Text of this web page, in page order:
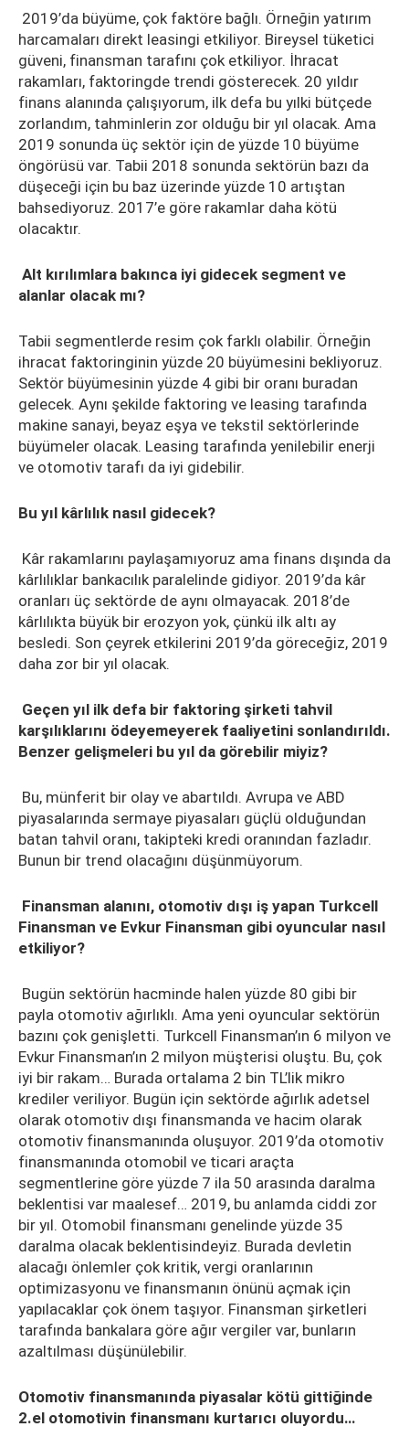
2019’da büyüme, çok faktöre bağlı. Örneğin yatırım
harcamaları direkt leasingi etkiliyor. Bireysel tüketici
güveni, finansman tarafını çok etkiliyor. İhracat
rakamları, faktoringde trendi gösterecek. 20 yıldır
finans alanında çalışıyorum, ilk defa bu yılki bütçede
zorlandım, tahminlerin zor olduğu bir yıl olacak. Ama
2019 sonunda üç sektör için de yüzde 10 büyüme
öngörüsü var. Tabii 2018 sonunda sektörün bazı da
düşeceği için bu baz üzerinde yüzde 10 artıştan
bahsediyoruz. 2017’e göre rakamlar daha kötü
olacaktır.
Alt kırılımlara bakınca iyi gidecek segment ve
alanlar olacak mı?
Tabii segmentlerde resim çok farklı olabilir. Örneğin
ihracat faktoringinin yüzde 20 büyümesini bekliyoruz.
Sektör büyümesinin yüzde 4 gibi bir oranı buradan
gelecek. Aynı şekilde faktoring ve leasing tarafında
makine sanayi, beyaz eşya ve tekstil sektörlerinde
büyümeler olacak. Leasing tarafında yenilebilir enerji
ve otomotiv tarafı da iyi gidebilir.
Bu yıl kârlılık nasıl gidecek?
Kâr rakamlarını paylaşamıyoruz ama finans dışında da
kârlılıklar bankacılık paralelinde gidiyor. 2019’da kâr
oranları üç sektörde de aynı olmayacak. 2018’de
kârlılıkta büyük bir erozyon yok, çünkü ilk altı ay
besledi. Son çeyrek etkilerini 2019’da göreceğiz, 2019
daha zor bir yıl olacak.
Geçen yıl ilk defa bir faktoring şirketi tahvil
karşılıklarını ödeyemeyerek faaliyetini sonlandırıldı.
Benzer gelişmeleri bu yıl da görebilir miyiz?
Bu, münferit bir olay ve abartıldı. Avrupa ve ABD
piyasalarında sermaye piyasaları güçlü olduğundan
batan tahvil oranı, takipteki kredi oranından fazladır.
Bunun bir trend olacağını düşünmüyorum.
Finansman alanını, otomotiv dışı iş yapan Turkcell
Finansman ve Evkur Finansman gibi oyuncular nasıl
etkiliyor?
Bugün sektörün hacminde halen yüzde 80 gibi bir
payla otomotiv ağırlıklı. Ama yeni oyuncular sektörün
bazını çok genişletti. Turkcell Finansman’ın 6 milyon ve
Evkur Finansman’ın 2 milyon müşterisi oluştu. Bu, çok
iyi bir rakam… Burada ortalama 2 bin TL’lik mikro
krediler veriliyor. Bugün için sektörde ağırlık adetsel
olarak otomotiv dışı finansmanda ve hacim olarak
otomotiv finansmanında oluşuyor. 2019’da otomotiv
finansmanında otomobil ve ticari araçta
segmentlerine göre yüzde 7 ila 50 arasında daralma
beklentisi var maalesef… 2019, bu anlamda ciddi zor
bir yıl. Otomobil finansmanı genelinde yüzde 35
daralma olacak beklentisindeyiz. Burada devletin
alacağı önlemler çok kritik, vergi oranlarının
optimizasyonu ve finansmanın önünü açmak için
yapılacaklar çok önem taşıyor. Finansman şirketleri
tarafında bankalara göre ağır vergiler var, bunların
azaltılması düşünülebilir.
Otomotiv finansmanında piyasalar kötü gittiğinde
2.el otomotivin finansmanı kurtarıcı oluyordu…